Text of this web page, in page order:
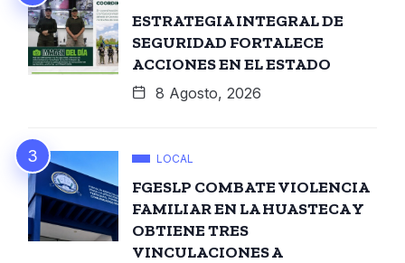
ESTRATEGIA INTEGRAL DE
SEGURIDAD FORTALECE
ACCIONES EN EL ESTADO
8 Agosto, 2026
LOCAL
FGESLP COMBATE VIOLENCIA
FAMILIAR EN LA HUASTECA Y
OBTIENE TRES
VINCULACIONES A